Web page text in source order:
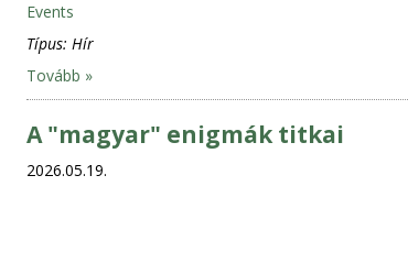
Events
Típus: Hír
Tovább »
A "magyar" enigmák titkai
2026.05.19.